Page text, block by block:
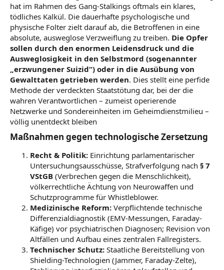
hat im Rahmen des Gang-Stalkings oftmals ein klares,
tödliches Kalkül. Die dauerhafte psychologische und
physische Folter zielt darauf ab, die Betroffenen in eine
absolute, ausweglose Verzweiflung zu treiben. Die Opfer
sollen durch den enormen Leidensdruck und die
Ausweglosigkeit in den Selbstmord (sogenannter
„erzwungener Suizid“) oder in die Ausübung von
Gewalttaten getrieben werden. Dies stellt eine perfide
Methode der verdeckten Staatstötung dar, bei der die
wahren Verantwortlichen – zumeist operierende
Netzwerke und Sondereinheiten im Geheimdienstmilieu –
völlig unentdeckt bleiben
Maßnahmen gegen technologische Zersetzung​
Recht & Politik: Einrichtung parlamentarischer
Untersuchungsausschüsse, Strafverfolgung nach § 7
VStGB (Verbrechen gegen die Menschlichkeit),
völkerrechtliche Ächtung von Neurowaffen und
Schutzprogramme für Whistleblower.
Medizinische Reform: Verpflichtende technische
Differenzialdiagnostik (EMV-Messungen, Faraday-
Käfige) vor psychiatrischen Diagnosen; Revision von
Altfällen und Aufbau eines zentralen Fallregisters.
Technischer Schutz: Staatliche Bereitstellung von
Shielding-Technologien (Jammer, Faraday-Zelte),